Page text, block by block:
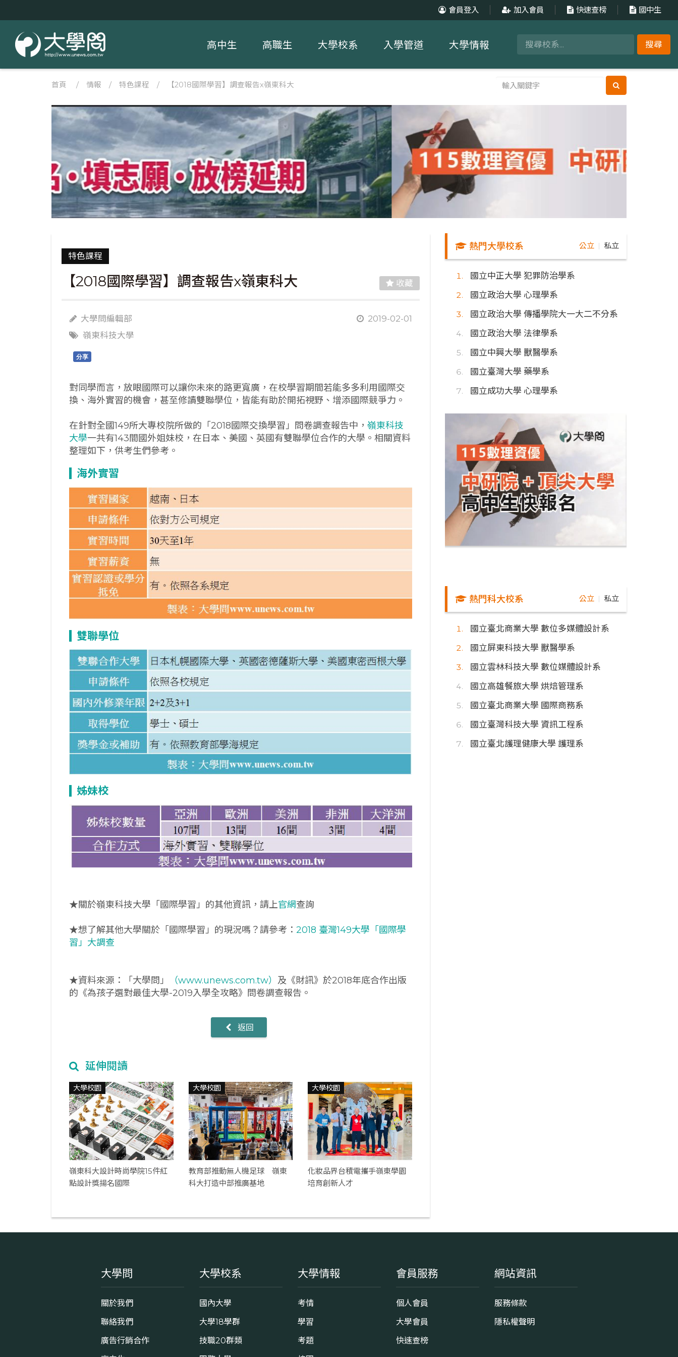
會員登入 加入會員 快速查榜 國中生
搜尋
高中生 高職生 大學校系 入學管道 大學情報
首頁 / 情報 / 特色課程 / 【2018國際學習】調查報告x嶺東科大
特色課程
【2018國際學習】調查報告x嶺東科大 收藏
大學問編輯部
2019-02-01
嶺東科技大學
分享
對同學而言，放眼國際可以讓你未來的路更寬廣，在校學習期間若能多多利用國際交
換、海外實習的機會，甚至修讀雙聯學位，皆能有助於開拓視野、增添國際競爭力。
在針對全國149所大專校院所做的「2018國際交換學習」問卷調查報告中， 嶺東科技
大學一共有143間國外姐妹校，在日本、美國、英國有雙聯學位合作的大學。相關資料
整理如下，供考生們參考。
海外實習
雙聯學位
姊妹校
★關於嶺東科技大學「國際學習」的其他資訊，請上官網查詢
★想了解其他大學關於「國際學習」的現況嗎？請參考： 2018 臺灣149大學「國際學
習」大調查
★資料來源：「大學問」 （www.unews.com.tw） 及《財訊》於2018年底合作出版
的《為孩子選對最佳大學-2019入學全攻略》問卷調查報告。
返回
延伸閱讀
大學校園
嶺東科大設計時尚學院15件紅
點設計獎揚名國際
大學校園
教育部推動無人機足球 嶺東
科大打造中部推廣基地
大學校園
化妝品界台積電攜手嶺東學園
培育創新人才
熱門大學校系 公立 私立
國立中正大學 犯罪防治學系
國立政治大學 心理學系
國立政治大學 傳播學院大一大二不分系
國立政治大學 法律學系
國立中興大學 獸醫學系
國立臺灣大學 藥學系
國立成功大學 心理學系
熱門科大校系 公立 私立
國立臺北商業大學 數位多媒體設計系
國立屏東科技大學 獸醫學系
國立雲林科技大學 數位媒體設計系
國立高雄餐旅大學 烘焙管理系
國立臺北商業大學 國際商務系
國立臺灣科技大學 資訊工程系
國立臺北護理健康大學 護理系
大學問
關於我們
聯絡我們
廣告行銷合作
大學校系
國內大學
大學18學群
技職20群類
大學情報
考情
學習
考題
會員服務
個人會員
大學會員
快速查榜
網站資訊
服務條款
隱私權聲明